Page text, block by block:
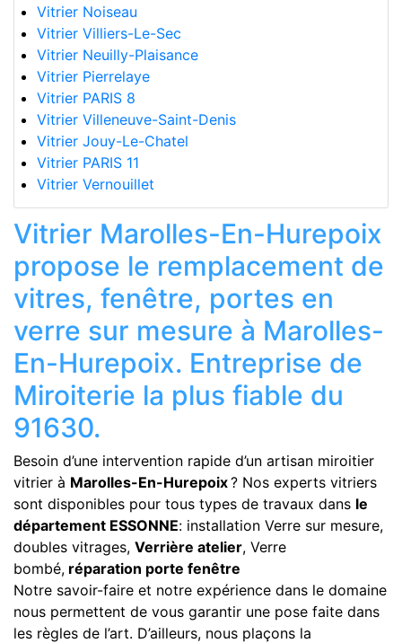
Vitrier Noiseau
Vitrier Villiers-Le-Sec
Vitrier Neuilly-Plaisance
Vitrier Pierrelaye
Vitrier PARIS 8
Vitrier Villeneuve-Saint-Denis
Vitrier Jouy-Le-Chatel
Vitrier PARIS 11
Vitrier Vernouillet
Vitrier Marolles-En-Hurepoix
propose le remplacement de
vitres, fenêtre, portes en
verre sur mesure à Marolles-
En-Hurepoix. Entreprise de
Miroiterie la plus fiable du
91630.
Besoin d’une intervention rapide d’un artisan miroitier
vitrier à Marolles-En-Hurepoix? Nos experts vitriers
sont disponibles pour tous types de travaux dans le
département ESSONNE: installation Verre sur mesure,
doubles vitrages, Verrière atelier, Verre
bombé, réparation porte fenêtre
Notre savoir-faire et notre expérience dans le domaine
nous permettent de vous garantir une pose faite dans
les règles de l’art. D’ailleurs, nous plaçons la